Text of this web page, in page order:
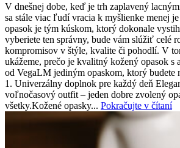
V dnešnej dobe, keď je trh zaplavený
sa stále viac ľudí vracia k myšlienke menej
opasok je tým kúskom, ktorý dokonale
vyberiete ten správny, bude vám slúžiť celé
kompromisov v štýle, kvalite či pohodlí. V
ukážeme, prečo je kvalitný kožený opasok s
od VegaLM jediným opaskom, ktorý budete
1. Univerzálny doplnok pre každý deň
voľnočasový outfit – jeden dobre zvolený
všetky.Kožené opasky... Pokračujte v čítaní